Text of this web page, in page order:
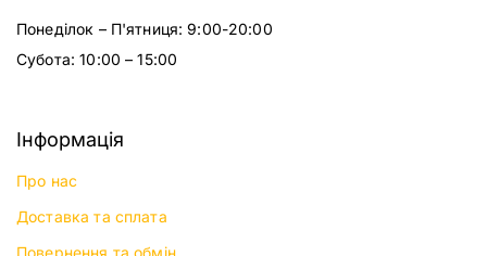
Понеділок – П'ятниця: 9:00-20:00
Субота: 10:00 – 15:00
Інформація
Про нас
Доставка та сплата
Повернення та обмін